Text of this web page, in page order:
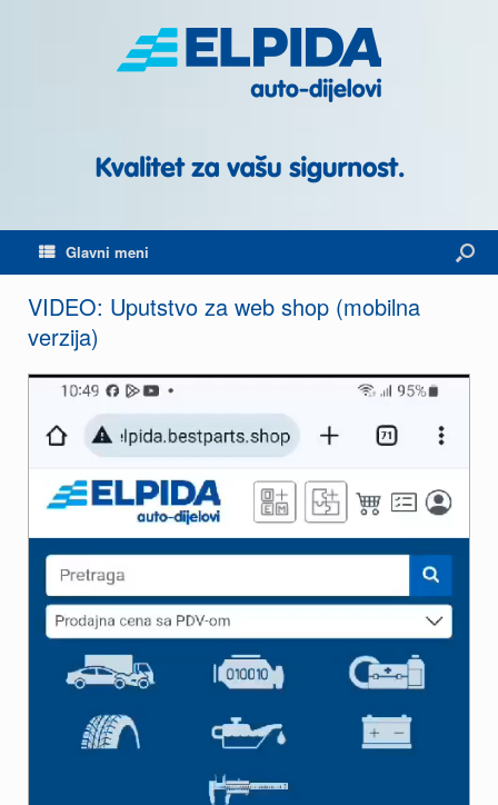
Glavni meni
VIDEO: Uputstvo za web shop (mobilna
verzija)
Video